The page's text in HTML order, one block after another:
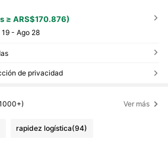
≥ ARS$170.876)
19 - Ago 28
de privacidad
Ver más
rapidez logística(94)